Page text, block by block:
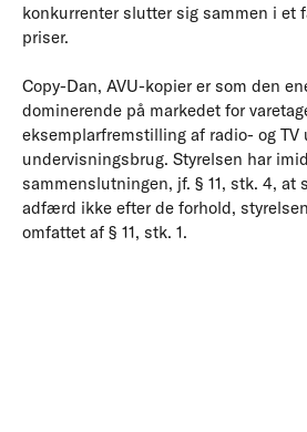
konkurrenter slutter sig sammen i et
priser.
Copy-Dan, AVU-kopier er som den
dominerende på markedet for
eksemplarfremstilling af radio- og TV
undervisningsbrug. Styrelsen har
sammenslutningen, jf. § 11, stk. 4, at
adfærd ikke efter de forhold,
omfattet af § 11, stk. 1.